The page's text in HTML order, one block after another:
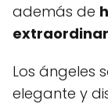
además de
Los ángeles
elegante y